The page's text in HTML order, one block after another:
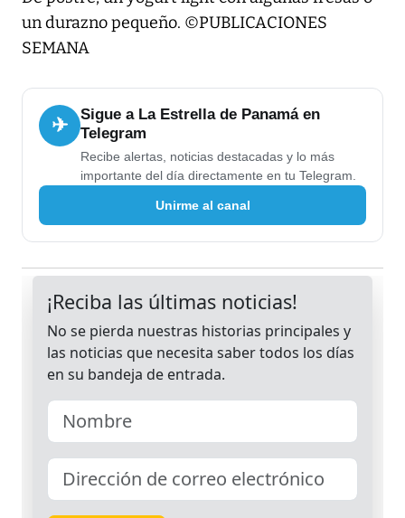
un durazno pequeño. ©PUBLICACIONES
SEMANA
✈
Sigue a La Estrella de Panamá en
Telegram
Recibe alertas, noticias destacadas y lo más
importante del día directamente en tu Telegram.
Unirme al canal